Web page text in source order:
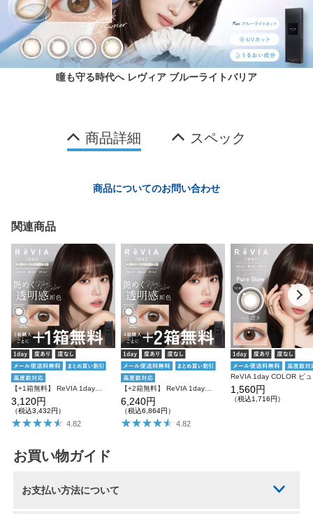
瞳も守る時代へ レヴィア ブルーライトバリア
商品詳細 スペック
商品についてのお問い合わせ
関連商品
3,120円
（税込3,432円）
4.82
6,240円
（税込6,864円）
4.82
1,560円
（税込1,716円）
お買い物ガイド
お支払い方法について